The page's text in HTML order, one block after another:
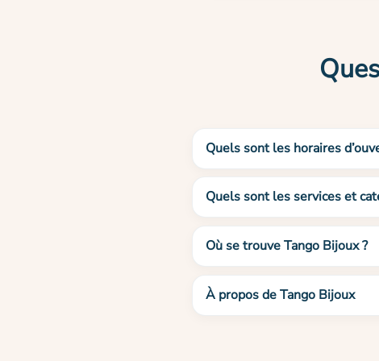
Quels sont les horaires
Quels sont les services et
Où se trouve Tango Bijoux ?
À propos de Tango Bijoux